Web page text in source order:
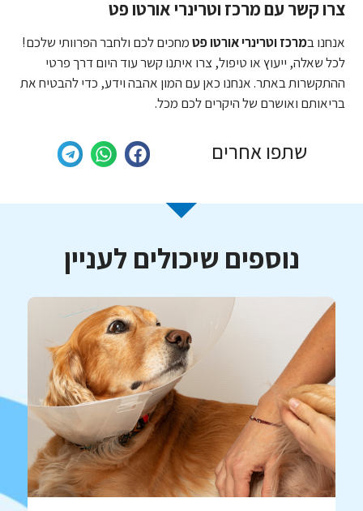
צרו קשר עם מרכז וטרינרי אורטו פט
אנחנו במרכז וטרינרי אורטו פטמחכים לכם ולחבר הפרוותי שלכם!
לכל שאלה, ייעוץ או טיפול, צרו איתנו קשר עוד היום דרך פרטי
ההתקשרות באתר. אנחנו כאן עם המון אהבה וידע, כדי להבטיח את
בריאותם ואושרם של היקרים לכם מכל.
שתפו אחרים
נוספים שיכולים לעניין